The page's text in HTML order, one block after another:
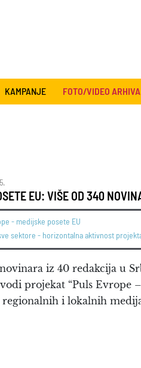
KAMPANJE FOTO/VIDEO ARHIVA
EU: VIŠE OD 340
- medijske posete EU
sektore - horizontalna aktivnost
iz 40 redakcija u
projekat “Puls Evrope
i lokalnih